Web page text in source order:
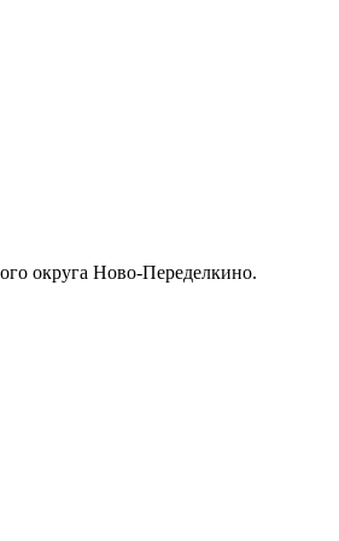
округа Ново-Переделкино.